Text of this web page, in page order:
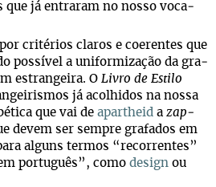
que já entra­ram no nosso voca­
cri­té­rios cla­ros e coe­ren­tes que
pos­sí­vel a uni­for­mi­za­ção da gra­
estran­geira. O Livro de Estilo
já aco­lhi­dos na nossa
que vai de apartheid a zap­
devem ser sem­pre gra­fa­dos em
alguns ter­mos “recor­ren­tes”
por­tu­guês”, como design ou